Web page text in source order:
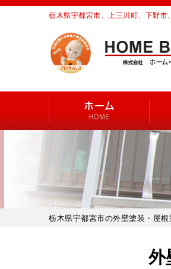
栃木県宇都宮市、上三川町、下野
栃木県宇都宮市の外壁塗装・屋